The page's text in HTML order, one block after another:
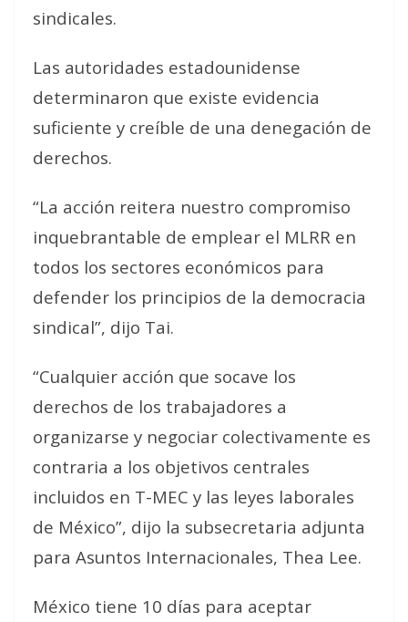
sindicales.
Las autoridades estadounidense
determinaron que existe evidencia
suficiente y creíble de una denegación de
derechos.
“La acción reitera nuestro compromiso
inquebrantable de emplear el MLRR en
todos los sectores económicos para
defender los principios de la democracia
sindical”, dijo Tai.
“Cualquier acción que socave los
derechos de los trabajadores a
organizarse y negociar colectivamente es
contraria a los objetivos centrales
incluidos en T-MEC y las leyes laborales
de México”, dijo la subsecretaria adjunta
para Asuntos Internacionales, Thea Lee.
México tiene 10 días para aceptar